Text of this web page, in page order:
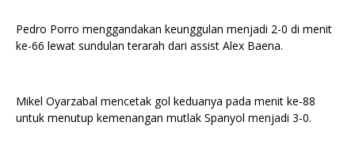
Pedro Porro menggandakan keunggulan menjadi 2-0 di menit
ke-66 lewat sundulan terarah dari assist Alex Baena.
Mikel Oyarzabal mencetak gol keduanya pada menit ke-88
untuk menutup kemenangan mutlak Spanyol menjadi 3-0.